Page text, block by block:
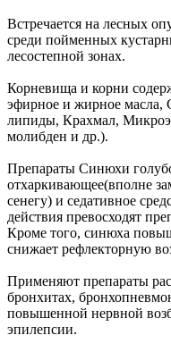
Встречается на лесных
среди пойменных
лесостепной зонах.
Корневища и корни
эфирное и жирное масла,
липиды, Крахмал,
молибден и др.).
Препараты Синюхи
отхаркивающее(вполне
сенегу) и седативное
действия превосходят
Кроме того, синюха
снижает рефлекторную
Применяют препараты
бронхитах,
повышенной нервной
эпилепсии.